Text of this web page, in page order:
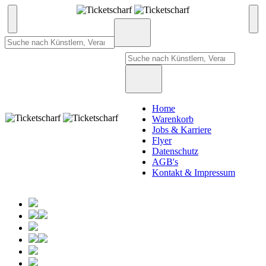
Home
Warenkorb
Jobs & Karriere
Flyer
Datenschutz
AGB's
Kontakt & Impressum